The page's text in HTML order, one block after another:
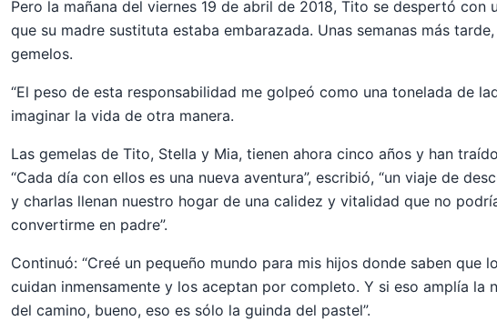
Pero la mañana del viernes 19 de abril de 2018, Tito se despertó con
que su madre sustituta estaba embarazada. Unas semanas más
gemelos.
“El peso de esta responsabilidad me golpeó como una tonelada de
imaginar la vida de otra manera.
Las gemelas de Tito, Stella y Mia, tienen ahora cinco años y han
“Cada día con ellos es una nueva aventura”, escribió, “un viaje de
y charlas llenan nuestro hogar de una calidez y vitalidad que no
convertirme en padre”.
Continuó: “Creé un pequeño mundo para mis hijos donde saben que
cuidan inmensamente y los aceptan por completo. Y si eso amplía la
del camino, bueno, eso es sólo la guinda del pastel”.